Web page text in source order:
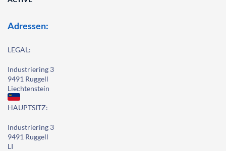
Adressen:
LEGAL:
Industriering 3
9491 Ruggell
Liechtenstein
HAUPTSITZ:
Industriering 3
9491 Ruggell
LI